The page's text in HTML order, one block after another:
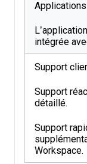
intégrée
Support
Support
détaillé.
Support
Workspace.